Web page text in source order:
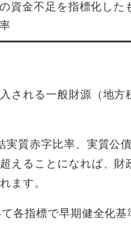
資金不足を指標化した
される一般財源（地方
実質赤字比率、実質公
えることになれば、
ます。
各指標で早期健全化基